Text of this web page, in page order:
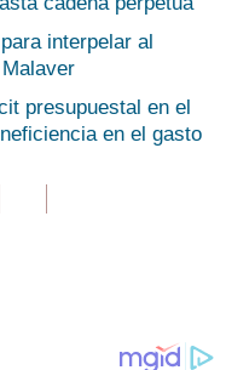
interpelar al
presupuestal en el
en el gasto